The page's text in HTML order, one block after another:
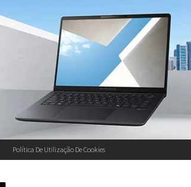
Política De Utilização De Cookies